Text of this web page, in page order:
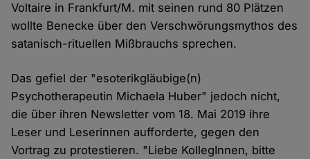
Voltaire in Frankfurt/M. mit seinen rund 80 Plätzen
wollte Benecke über den Verschwörungsmythos des
satanisch-rituellen Mißbrauchs sprechen.
Das gefiel der "esoterikgläubige(n)
Psychotherapeutin Michaela Huber" jedoch nicht,
die über ihren Newsletter vom 18. Mai 2019 ihre
Leser und Leserinnen aufforderte, gegen den
Vortrag zu protestieren. "Liebe KollegInnen, bitte